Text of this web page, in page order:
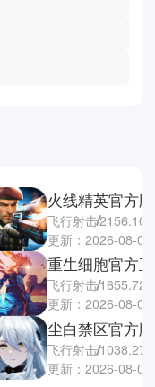
火线精英官方版
飞行射击
更新：2026-08-06
重生细胞官方
飞行射击
更新：2026-08-06
尘白禁区官方版
飞行射击
更新：2026-08-06